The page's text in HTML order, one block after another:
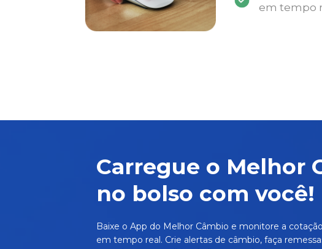
em tempo
Carregue o Melhor
no bolso com você!
Baixe o App do Melhor Câmbio e monitore a
em tempo real. Crie alertas de câmbio, faça